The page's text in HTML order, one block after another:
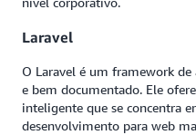
Laravel
O Laravel é um framework de
e bem documentado. Ele
inteligente que se concentra
desenvolvimento para web